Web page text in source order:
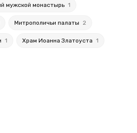
мужской монастырь 1
Митрополичьи палаты 2
1 Храм Иоанна Златоуста 1